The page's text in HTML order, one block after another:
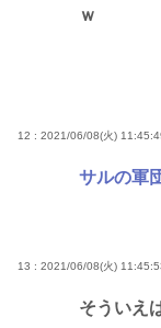
ｗ
12 : 2021/06/08(火)
サルの軍
13 : 2021/06/08(火)
そういえ